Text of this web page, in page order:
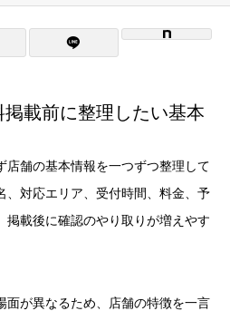
載前に整理したい基本
店舗の基本情報を一つずつ整理して
、対応エリア、受付時間、料金、予
掲載後に確認のやり取りが増えやす
面が異なるため、店舗の特徴を一言